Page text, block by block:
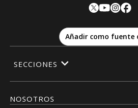
Añadir como fuente
Impactove© Todos los derechos